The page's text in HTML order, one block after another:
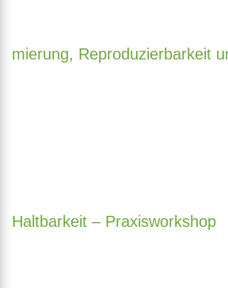
mierung, Reproduzierbarkeit
Haltbarkeit – Praxisworkshop